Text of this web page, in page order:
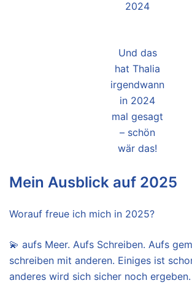
2024
Und das
hat Thalia
irgendwann
in 2024
mal gesagt
– schön
wär das!
Mein Ausblick auf 2025
Worauf freue ich mich in 2025?
💫 aufs Meer. Aufs Schreiben. Aufs
schreiben mit anderen. Einiges ist
anderes wird sich sicher noch ergeben.